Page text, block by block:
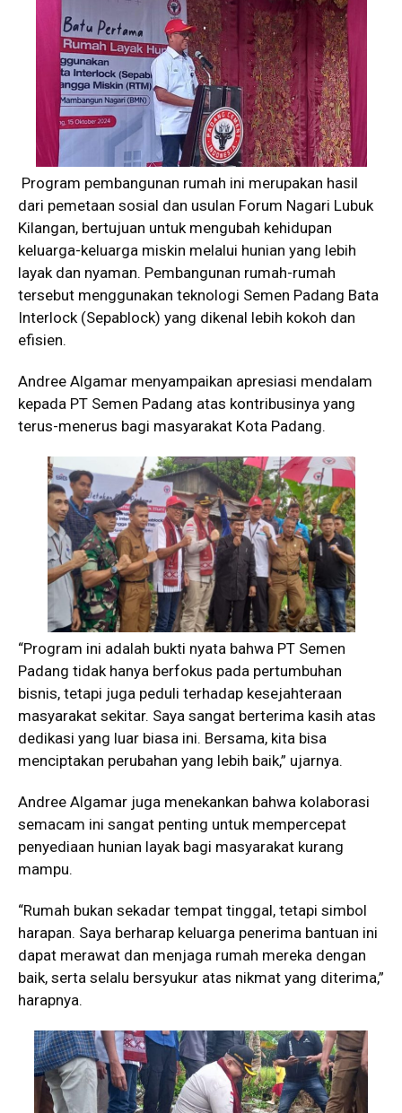
Program pembangunan rumah ini merupakan hasil
dari pemetaan sosial dan usulan Forum Nagari Lubuk
Kilangan, bertujuan untuk mengubah kehidupan
keluarga-keluarga miskin melalui hunian yang lebih
layak dan nyaman. Pembangunan rumah-rumah
tersebut menggunakan teknologi Semen Padang Bata
Interlock (Sepablock) yang dikenal lebih kokoh dan
efisien.
Andree Algamar menyampaikan apresiasi mendalam
kepada PT Semen Padang atas kontribusinya yang
terus-menerus bagi masyarakat Kota Padang.
“Program ini adalah bukti nyata bahwa PT Semen
Padang tidak hanya berfokus pada pertumbuhan
bisnis, tetapi juga peduli terhadap kesejahteraan
masyarakat sekitar. Saya sangat berterima kasih atas
dedikasi yang luar biasa ini. Bersama, kita bisa
menciptakan perubahan yang lebih baik,” ujarnya.
Andree Algamar juga menekankan bahwa kolaborasi
semacam ini sangat penting untuk mempercepat
penyediaan hunian layak bagi masyarakat kurang
mampu.
“Rumah bukan sekadar tempat tinggal, tetapi simbol
harapan. Saya berharap keluarga penerima bantuan ini
dapat merawat dan menjaga rumah mereka dengan
baik, serta selalu bersyukur atas nikmat yang diterima,”
harapnya.